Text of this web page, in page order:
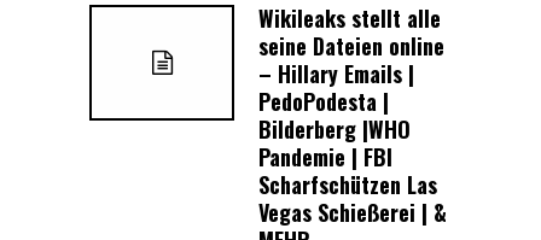
Wikileaks stellt alle
seine Dateien online
– Hillary Emails |
PedoPodesta |
Bilderberg |WHO
Pandemie | FBI
Scharfschützen Las
Vegas Schießerei | &